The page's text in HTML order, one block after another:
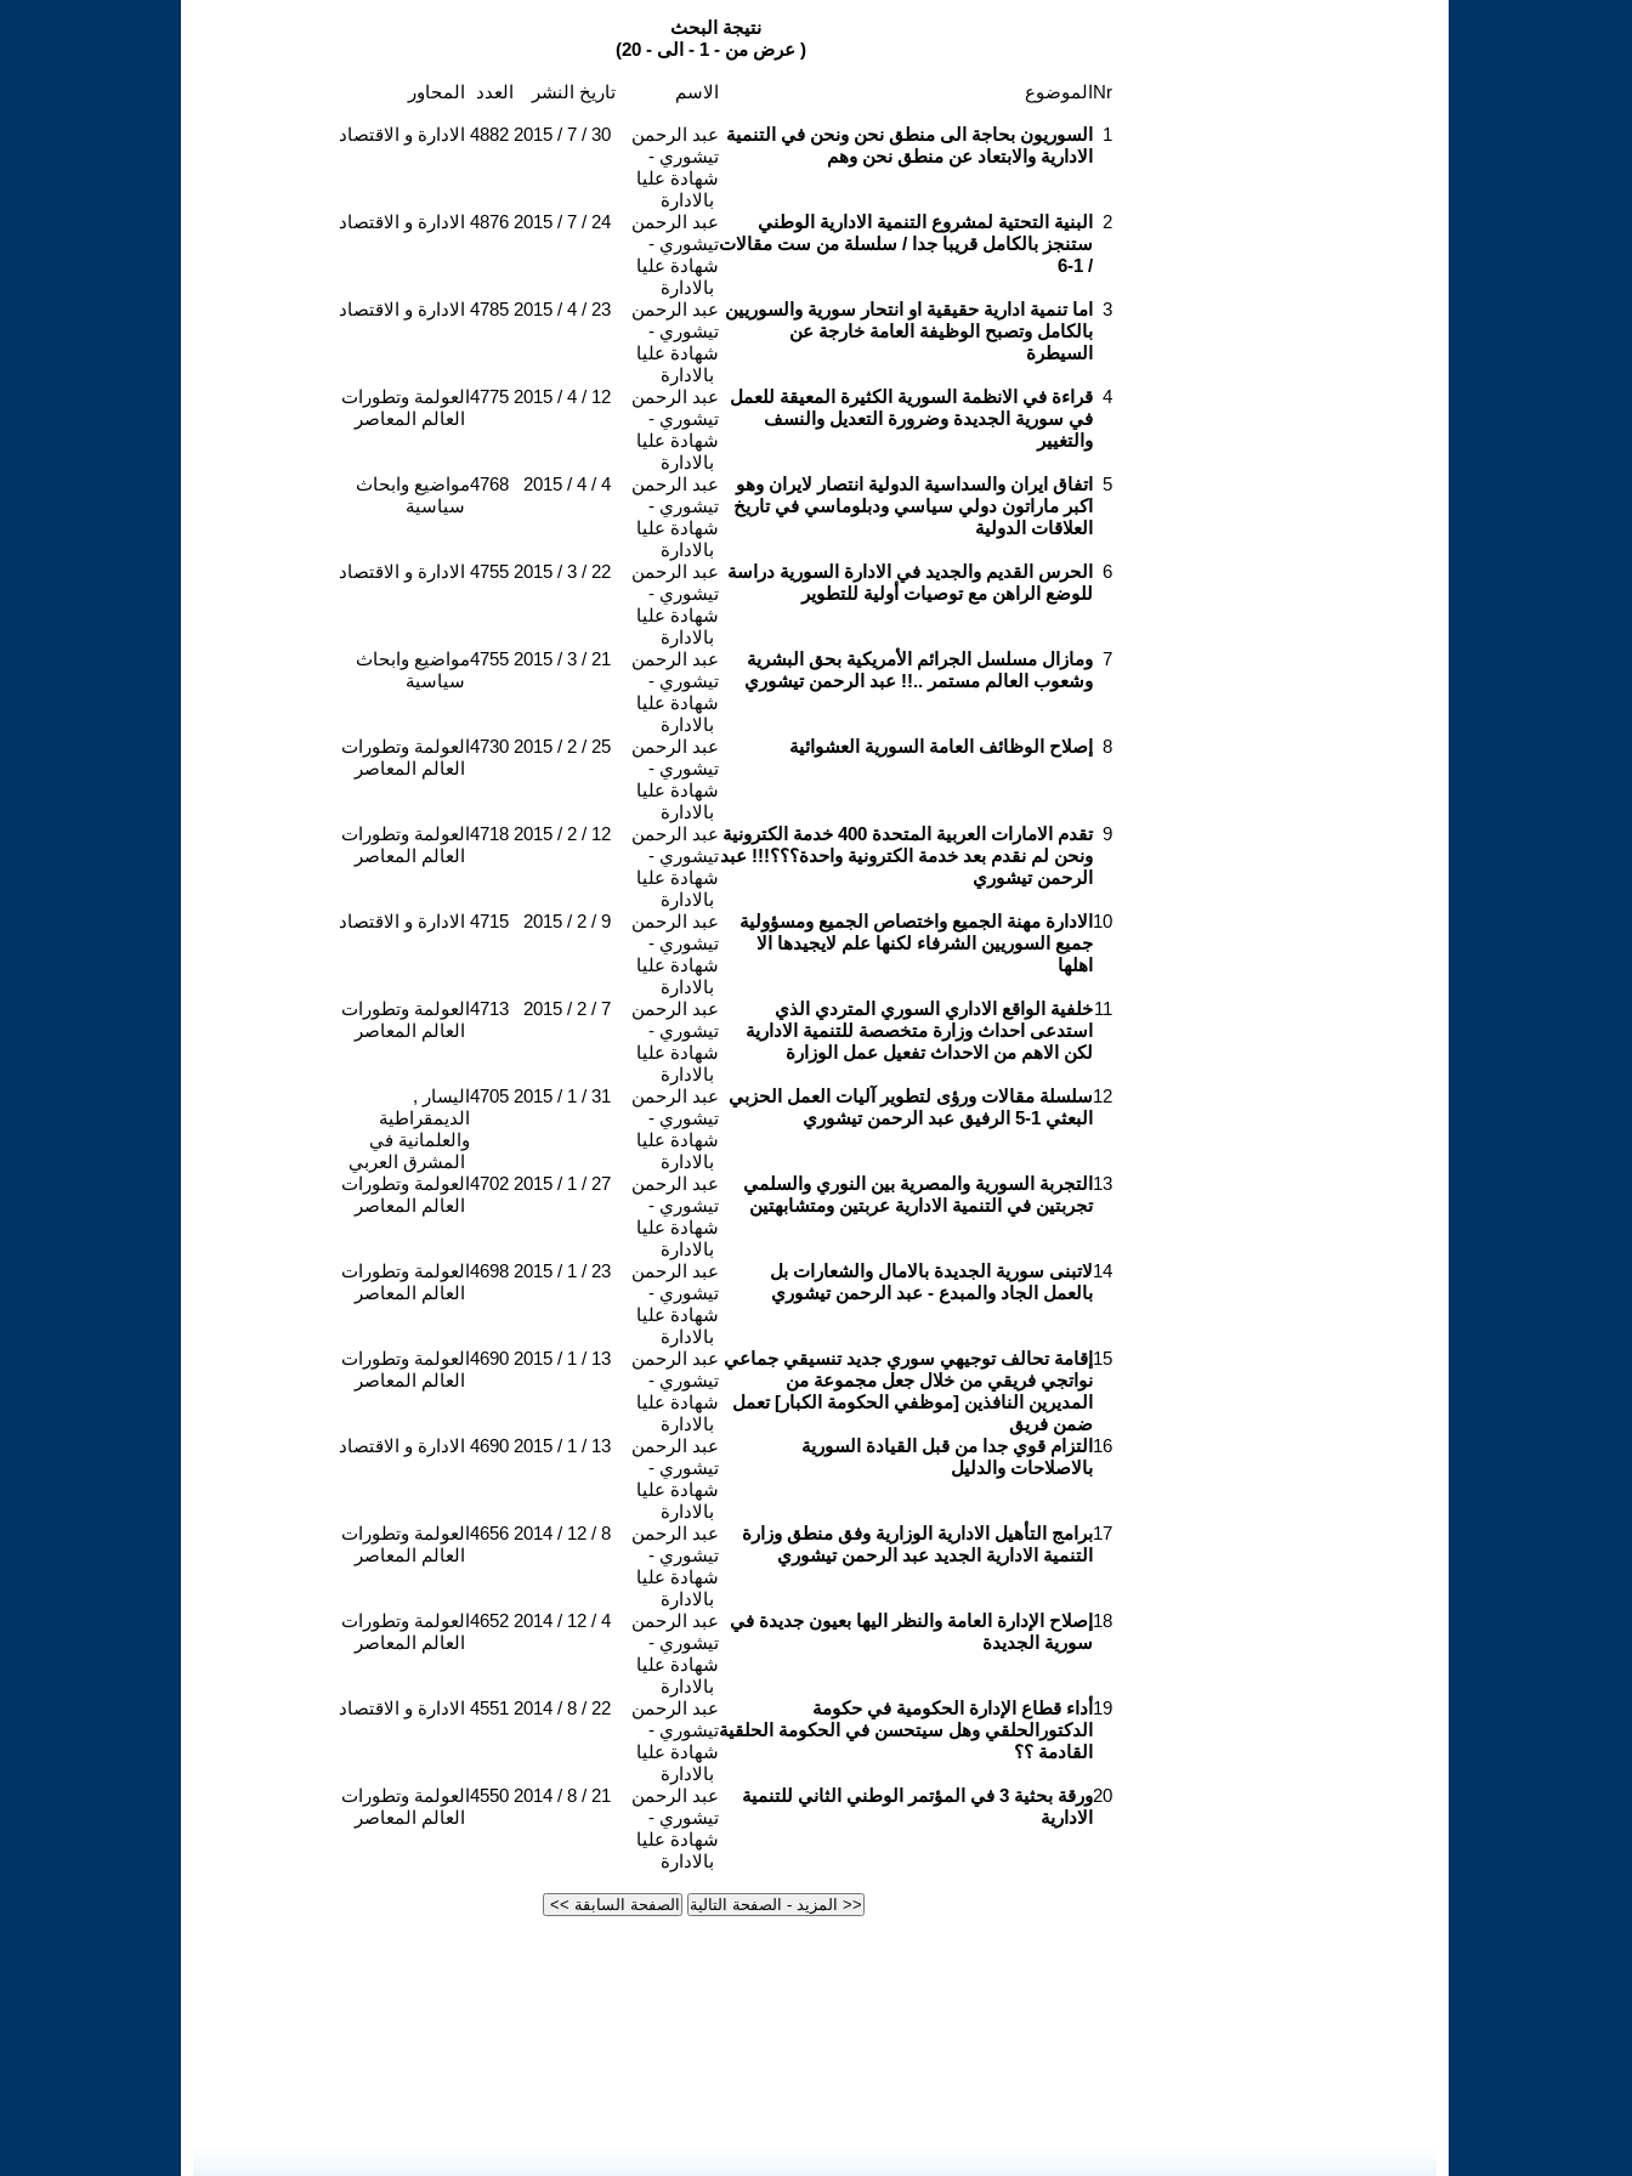
نتيجة البحث
(عرض من - 1 - الى - 20 )
العدد تاريخ النشر الاسم الموضوعNr
الادارة و الاقتصاد 4882 2015 / 7 / 30
عبد الرحمن
تيشوري -
شهادة عليا
بالادارة
السوريون بحاجة الى منطق نحن ونحن في التنمية
الادارية والابتعاد عن منطق نحن وهم
1
الادارة و الاقتصاد 4876 2015 / 7 / 24
عبد الرحمن
تيشوري -
شهادة عليا
بالادارة
البنية التحتية لمشروع التنمية الادارية الوطني
ستنجز بالكامل قريبا جدا / سلسلة من ست مقالات
/ 1-6
2
الادارة و الاقتصاد 4785 2015 / 4 / 23
عبد الرحمن
تيشوري -
شهادة عليا
بالادارة
اما تنمية ادارية حقيقية او انتحار سورية والسوريين
بالكامل وتصبح الوظيفة العامة خارجة عن
السيطرة
3
العولمة وتطورات
العالم المعاصر
4775 2015 / 4 / 12
عبد الرحمن
تيشوري -
شهادة عليا
بالادارة
قراءة في الانظمة السورية الكثيرة المعيقة للعمل
في سورية الجديدة وضرورة التعديل والنسف
والتغيير
4
مواضيع وابحاث
سياسية
4768 2015 / 4 / 4
عبد الرحمن
تيشوري -
شهادة عليا
بالادارة
اتفاق ايران والسداسية الدولية انتصار لايران وهو
اكبر ماراتون دولي سياسي ودبلوماسي في تاريخ
العلاقات الدولية
5
الادارة و الاقتصاد 4755 2015 / 3 / 22
عبد الرحمن
تيشوري -
شهادة عليا
بالادارة
الحرس القديم والجديد في الادارة السورية دراسة
للوضع الراهن مع توصيات أولية للتطوير
6
مواضيع وابحاث
سياسية
4755 2015 / 3 / 21
عبد الرحمن
تيشوري -
شهادة عليا
بالادارة
ومازال مسلسل الجرائم الأمريكية بحق البشرية
وشعوب العالم مستمر ..!! عبد الرحمن تيشوري
7
العولمة وتطورات
العالم المعاصر
4730 2015 / 2 / 25
عبد الرحمن
تيشوري -
شهادة عليا
بالادارة
إصلاح الوظائف العامة السورية العشوائية 8
العولمة وتطورات
العالم المعاصر
4718 2015 / 2 / 12
عبد الرحمن
تيشوري -
شهادة عليا
بالادارة
تقدم الامارات العربية المتحدة 400 خدمة الكترونية
ونحن لم نقدم بعد خدمة الكترونية واحدة؟؟؟!!! عبد
الرحمن تيشوري
9
الادارة و الاقتصاد 4715 2015 / 2 / 9
عبد الرحمن
تيشوري -
شهادة عليا
بالادارة
الادارة مهنة الجميع واختصاص الجميع ومسؤولية
جميع السوريين الشرفاء لكنها علم لايجيدها الا
اهلها
10
العولمة وتطورات
العالم المعاصر
4713 2015 / 2 / 7
عبد الرحمن
تيشوري -
شهادة عليا
بالادارة
خلفية الواقع الاداري السوري المتردي الذي
استدعى احداث وزارة متخصصة للتنمية الادارية
لكن الاهم من الاحداث تفعيل عمل الوزارة
11
اليسار ,
الديمقراطية
والعلمانية في
المشرق العربي
4705 2015 / 1 / 31
عبد الرحمن
تيشوري -
شهادة عليا
بالادارة
سلسلة مقالات ورؤى لتطوير آليات العمل الحزبي
البعثي 1-5 الرفيق عبد الرحمن تيشوري
12
العولمة وتطورات
العالم المعاصر
4702 2015 / 1 / 27
عبد الرحمن
تيشوري -
شهادة عليا
بالادارة
التجربة السورية والمصرية بين النوري والسلمي
تجربتين في التنمية الادارية عربتين ومتشابهتين
13
العولمة وتطورات
العالم المعاصر
4698 2015 / 1 / 23
عبد الرحمن
تيشوري -
شهادة عليا
بالادارة
لاتبنى سورية الجديدة بالامال والشعارات بل
بالعمل الجاد والمبدع - عبد الرحمن تيشوري
14
العولمة وتطورات
العالم المعاصر
4690 2015 / 1 / 13
عبد الرحمن
تيشوري -
شهادة عليا
بالادارة
إقامة تحالف توجيهي سوري جديد تنسيقي جماعي
نواتجي فريقي من خلال جعل مجموعة من
المديرين النافذين [موظفي الحكومة الكبار] تعمل
ضمن فريق
15
الادارة و الاقتصاد 4690 2015 / 1 / 13
عبد الرحمن
تيشوري -
شهادة عليا
بالادارة
التزام قوي جدا من قبل القيادة السورية
بالاصلاحات والدليل
16
العولمة وتطورات
العالم المعاصر
4656 2014 / 12 / 8
عبد الرحمن
تيشوري -
شهادة عليا
بالادارة
برامج التأهيل الادارية الوزارية وفق منطق وزارة
التنمية الادارية الجديد عبد الرحمن تيشوري
17
العولمة وتطورات
العالم المعاصر
4652 2014 / 12 / 4
عبد الرحمن
تيشوري -
شهادة عليا
بالادارة
إصلاح الإدارة العامة والنظر اليها بعيون جديدة في
سورية الجديدة
18
الادارة و الاقتصاد 4551 2014 / 8 / 22
عبد الرحمن
تيشوري -
شهادة عليا
بالادارة
أداء قطاع الإدارة الحكومية في حكومة
الدكتورالحلقي وهل سيتحسن في الحكومة الحلقية
القادمة ؟؟
19
العولمة وتطورات
العالم المعاصر
4550 2014 / 8 / 21
عبد الرحمن
تيشوري -
شهادة عليا
بالادارة
ورقة بحثية 3 في المؤتمر الوطني الثاني للتنمية
الادارية
20